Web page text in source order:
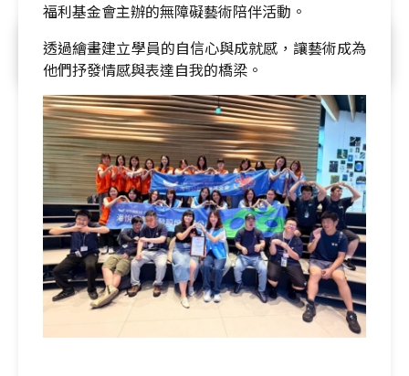
福利基金會主辦的無障礙藝術陪伴活動。
透過繪畫建立學員的自信心與成就感，讓藝術成為
他們抒發情感與表達自我的橋梁。